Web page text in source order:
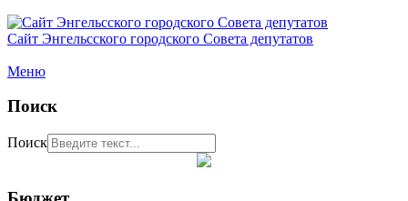
Сайт Энгельсского городского Совета депутатов
Меню
Поиск
Поиск